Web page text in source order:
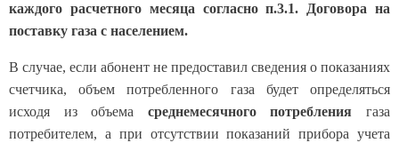
каждого расчетного месяца согласно п.3.1. Договора на
поставку газа с населением.
В случае, если абонент не предоставил сведения о показаниях
счетчика, объем потребленного газа будет определяться
исходя из объема среднемесячного потребления газа
потребителем, а при отсутствии показаний прибора учета